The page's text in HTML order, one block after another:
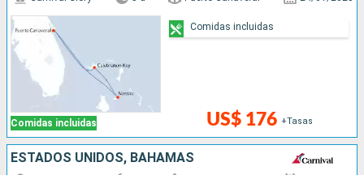
Comidas incluidas US$ 176 +Tasas
Comidas incluidas
ESTADOS UNIDOS, BAHAMAS